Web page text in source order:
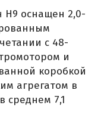
H9 оснащен 2,0-
с 48-
и
коробкой
агрегатом в
среднем 7,1